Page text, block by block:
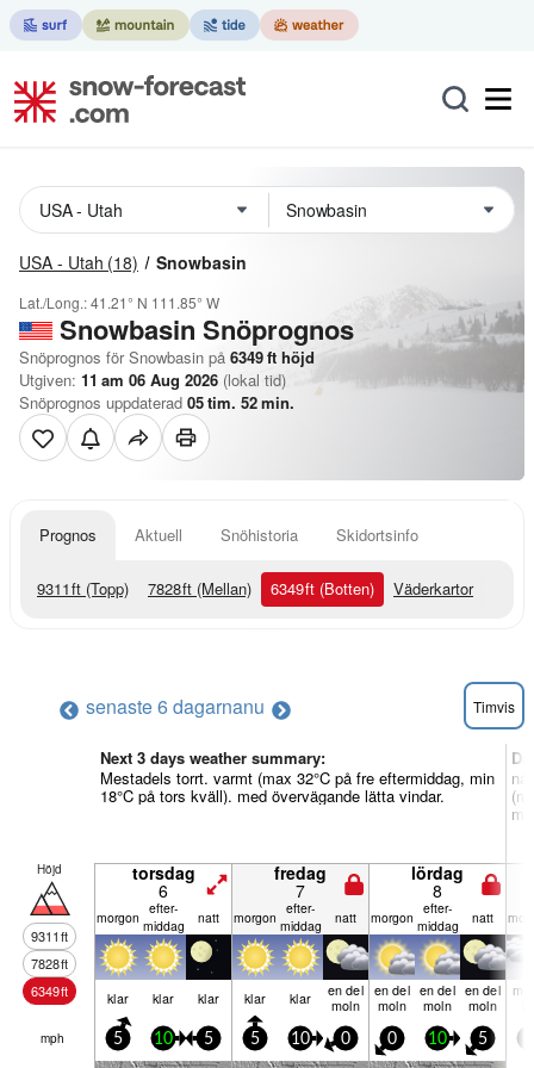
USA - Utah (18) Snowbasin
Lat./Long.:41.21° N 111.85° W
Snowbasin Snöprognos
Snöprognos för Snowbasin på 6349ft höjd
Utgiven: 11 am 06 Aug 2026 (lokal tid)
Snöprognos uppdaterad 05tim. 52min.
Prognos Aktuell Snöhistoria Skidortsinfo
9311ft (Topp) 7828ft (Mellan) 6349ft (Botten) Väderkartor
senaste 6 dagarnanu Timvis
Next 3 days weather summary:
Mestadels torrt. varmt (max 32°C på fre eftermiddag, min
18°C på tors kväll). med övervägande lätta vindar.
Höjd
9311ft
7828ft
6349ft
torsdag
6
fredag
7
lördag
8
mor­gon efter­
middag
natt mor­gon efter­
middag
natt mor­gon efter­
middag
natt
klar klar klar klar klar en del
moln
en del
moln
en del
moln
en del
moln
mph 5 10 5 5 10 0 0 10 5